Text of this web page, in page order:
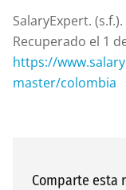
SalaryExpert.
Recuperado el 1
https://
master/colombia
Comparte esta